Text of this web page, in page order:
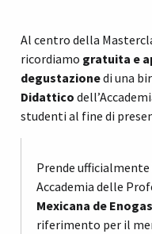
Al centro della
ricordiamo gratuita e
degustazionedi una
Didattico
studenti al fine di
Prende
Accademia delle
Mexicana de
riferimento per il